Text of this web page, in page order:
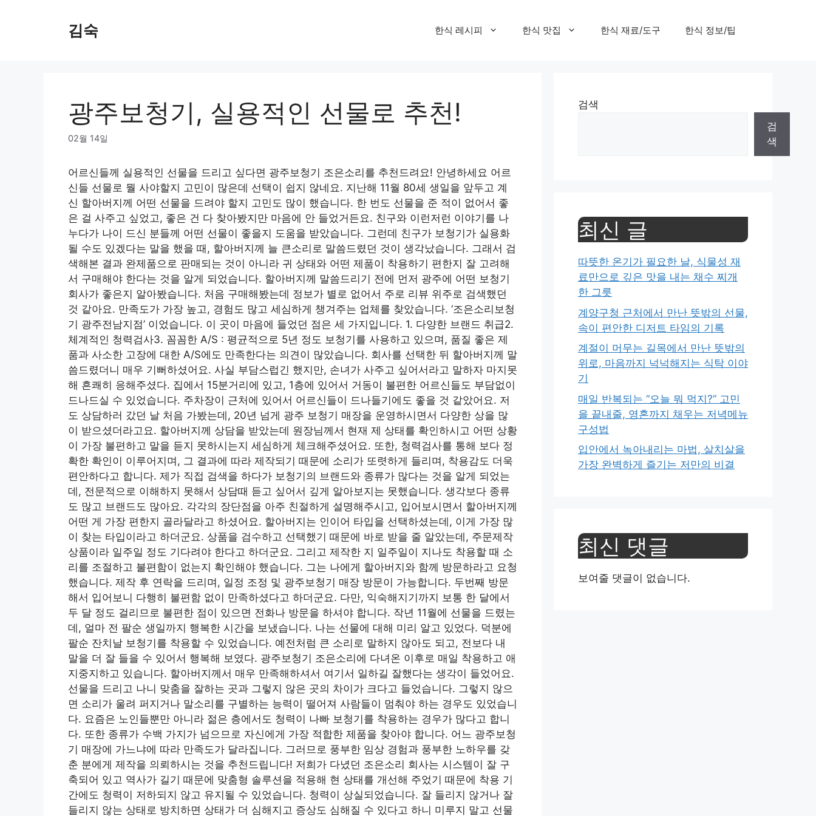
김숙 한식 레시피 한식 맛집 한식 재료/도구 한식 정보/팁
광주보청기, 실용적인 선물로 추천!
02월 14일
어르신들께 실용적인 선물을 드리고 싶다면 광주보청기 조은소리를 추천드려요! 안녕하세요 어르
신들 선물로 뭘 사야할지 고민이 많은데 선택이 쉽지 않네요. 지난해 11월 80세 생일을 앞두고 계
신 할아버지께 어떤 선물을 드려야 할지 고민도 많이 했습니다. 한 번도 선물을 준 적이 없어서 좋
은 걸 사주고 싶었고, 좋은 건 다 찾아봤지만 마음에 안 들었거든요. 친구와 이런저런 이야기를 나
누다가 나이 드신 분들께 어떤 선물이 좋을지 도움을 받았습니다. 그런데 친구가 보청기가 실용화
될 수도 있겠다는 말을 했을 때, 할아버지께 늘 큰소리로 말씀드렸던 것이 생각났습니다. 그래서 검
색해본 결과 완제품으로 판매되는 것이 아니라 귀 상태와 어떤 제품이 착용하기 편한지 잘 고려해
서 구매해야 한다는 것을 알게 되었습니다. 할아버지께 말씀드리기 전에 먼저 광주에 어떤 보청기
회사가 좋은지 알아봤습니다. 처음 구매해봤는데 정보가 별로 없어서 주로 리뷰 위주로 검색했던
것 같아요. 만족도가 가장 높고, 경험도 많고 세심하게 챙겨주는 업체를 찾았습니다. ‘조은소리보청
기 광주전남지점’ 이었습니다. 이 곳이 마음에 들었던 점은 세 가지입니다. 1. 다양한 브랜드 취급2.
체계적인 청력검사3. 꼼꼼한 A/S : 평균적으로 5년 정도 보청기를 사용하고 있으며, 품질 좋은 제
품과 사소한 고장에 대한 A/S에도 만족한다는 의견이 많았습니다. 회사를 선택한 뒤 할아버지께 말
씀드렸더니 매우 기뻐하셨어요. 사실 부담스럽긴 했지만, 손녀가 사주고 싶어서라고 말하자 마지못
해 흔쾌히 응해주셨다. 집에서 15분거리에 있고, 1층에 있어서 거동이 불편한 어르신들도 부담없이
드나드실 수 있었습니다. 주차장이 근처에 있어서 어르신들이 드나들기에도 좋을 것 같았어요. 저
도 상담하러 갔던 날 처음 가봤는데, 20년 넘게 광주 보청기 매장을 운영하시면서 다양한 상을 많
이 받으셨더라고요. 할아버지께 상담을 받았는데 원장님께서 현재 제 상태를 확인하시고 어떤 상황
이 가장 불편하고 말을 듣지 못하시는지 세심하게 체크해주셨어요. 또한, 청력검사를 통해 보다 정
확한 확인이 이루어지며, 그 결과에 따라 제작되기 때문에 소리가 또렷하게 들리며, 착용감도 더욱
편안하다고 합니다. 제가 직접 검색을 하다가 보청기의 브랜드와 종류가 많다는 것을 알게 되었는
데, 전문적으로 이해하지 못해서 상담때 듣고 싶어서 깊게 알아보지는 못했습니다. 생각보다 종류
도 많고 브랜드도 많아요. 각각의 장단점을 아주 친절하게 설명해주시고, 입어보시면서 할아버지께
어떤 게 가장 편한지 골라달라고 하셨어요. 할아버지는 인이어 타입을 선택하셨는데, 이게 가장 많
이 찾는 타입이라고 하더군요. 상품을 검수하고 선택했기 때문에 바로 받을 줄 알았는데, 주문제작
상품이라 일주일 정도 기다려야 한다고 하더군요. 그리고 제작한 지 일주일이 지나도 착용할 때 소
리를 조절하고 불편함이 없는지 확인해야 했습니다. 그는 나에게 할아버지와 함께 방문하라고 요청
했습니다. 제작 후 연락을 드리며, 일정 조정 및 광주보청기 매장 방문이 가능합니다. 두번째 방문
해서 입어보니 다행히 불편함 없이 만족하셨다고 하더군요. 다만, 익숙해지기까지 보통 한 달에서
두 달 정도 걸리므로 불편한 점이 있으면 전화나 방문을 하셔야 합니다. 작년 11월에 선물을 드렸는
데, 얼마 전 팔순 생일까지 행복한 시간을 보냈습니다. 나는 선물에 대해 미리 알고 있었다. 덕분에
팔순 잔치날 보청기를 착용할 수 있었습니다. 예전처럼 큰 소리로 말하지 않아도 되고, 전보다 내
말을 더 잘 들을 수 있어서 행복해 보였다. 광주보청기 조은소리에 다녀온 이후로 매일 착용하고 애
지중지하고 있습니다. 할아버지께서 매우 만족해하셔서 여기서 일하길 잘했다는 생각이 들었어요.
선물을 드리고 나니 맞춤을 잘하는 곳과 그렇지 않은 곳의 차이가 크다고 들었습니다. 그렇지 않으
면 소리가 울려 퍼지거나 말소리를 구별하는 능력이 떨어져 사람들이 멈춰야 하는 경우도 있었습니
다. 요즘은 노인들뿐만 아니라 젊은 층에서도 청력이 나빠 보청기를 착용하는 경우가 많다고 합니
다. 또한 종류가 수백 가지가 넘으므로 자신에게 가장 적합한 제품을 찾아야 합니다. 어느 광주보청
기 매장에 가느냐에 따라 만족도가 달라집니다. 그러므로 풍부한 임상 경험과 풍부한 노하우를 갖
춘 분에게 제작을 의뢰하시는 것을 추천드립니다! 저희가 다녔던 조은소리 회사는 시스템이 잘 구
축되어 있고 역사가 길기 때문에 맞춤형 솔루션을 적용해 현 상태를 개선해 주었기 때문에 착용 기
간에도 청력이 저하되지 않고 유지될 수 있었습니다. 청력이 상실되었습니다. 잘 들리지 않거나 잘
들리지 않는 상태로 방치하면 상태가 더 심해지고 증상도 심해질 수 있다고 하니 미루지 말고 선물
검색
검
색
최신 글
따뜻한 온기가 필요한 날, 식물성 재
료만으로 깊은 맛을 내는 채수 찌개
한 그릇
계양구청 근처에서 만난 뜻밖의 선물,
속이 편안한 디저트 타임의 기록
계절이 머무는 길목에서 만난 뜻밖의
위로, 마음까지 넉넉해지는 식탁 이야
기
매일 반복되는 “오늘 뭐 먹지?” 고민
을 끝내줄, 영혼까지 채우는 저녁메뉴
구성법
입안에서 녹아내리는 마법, 살치살을
가장 완벽하게 즐기는 저만의 비결
최신 댓글
보여줄 댓글이 없습니다.